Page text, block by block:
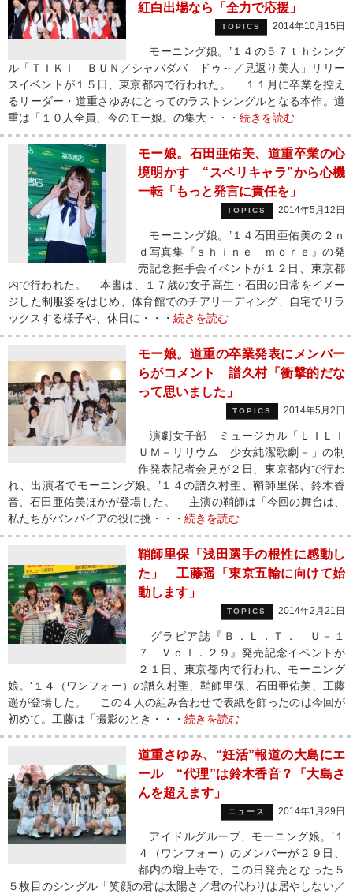
紅白出場なら「全力で応援」
TOPICS 2014年10月15日
モーニング娘。’１４の５７ｔｈシング
ル「ＴＩＫＩ ＢＵＮ／シャバダバ ドゥ～／見返り美人」リリー
スイベントが１５日、東京都内で行われた。 １１月に卒業を控え
るリーダー・道重さゆみにとってのラストシングルとなる本作。道
重は「１０人全員、今のモー娘。の集大・・・ 続きを読む
モー娘。石田亜佑美、道重卒業の心
境明かす “スベリキャラ”から心機
一転「もっと発言に責任を」
TOPICS 2014年5月12日
モーニング娘。’１４石田亜佑美の２ｎ
ｄ写真集『ｓｈｉｎｅ ｍｏｒｅ』の発
売記念握手会イベントが１２日、東京都
内で行われた。 本書は、１７歳の女子高生・石田の日常をイメー
ジした制服姿をはじめ、体育館でのチアリーディング、自宅でリラ
ックスする様子や、休日に・・・ 続きを読む
モー娘。道重の卒業発表にメンバー
らがコメント 譜久村「衝撃的だな
って思いました」
TOPICS 2014年5月2日
演劇女子部 ミュージカル「ＬＩＬＩ
ＵＭ－リリウム 少女純潔歌劇－」の制
作発表記者会見が２日、東京都内で行わ
れ、出演者でモーニング娘。’１４の譜久村聖、鞘師里保、鈴木香
音、石田亜佑美ほかが登場した。 主演の鞘師は「今回の舞台は、
私たちがバンパイアの役に挑・・・ 続きを読む
鞘師里保「浅田選手の根性に感動し
た」 工藤遥「東京五輪に向けて始
動します」
TOPICS 2014年2月21日
グラビア誌『Ｂ．Ｌ．Ｔ． Ｕ－１
７ Ｖｏｌ．２９』発売記念イベントが
２１日、東京都内で行われ、モーニング
娘。'１４（ワンフォー）の譜久村聖、鞘師里保、石田亜佑美、工藤
遥が登場した。 この４人の組み合わせで表紙を飾ったのは今回が
初めて。工藤は「撮影のとき・・・ 続きを読む
道重さゆみ、“妊活”報道の大島にエ
ール “代理”は鈴木香音？「大島さ
んを超えます」
ニュース 2014年1月29日
アイドルグループ、モーニング娘。’１
４（ワンフォー）のメンバーが２９日、
都内の増上寺で、この日発売となった５
５枚目のシングル「笑顔の君は太陽さ／君の代わりは居やしない／